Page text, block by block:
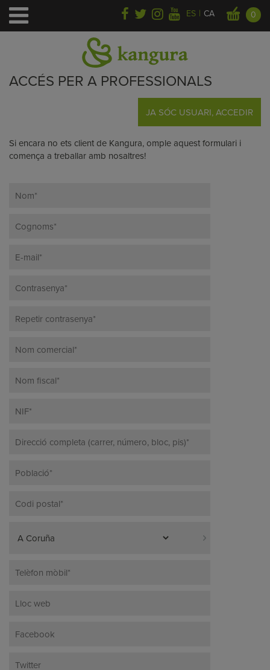
ES | CA 0
ACCÉS PER A PROFESSIONALS
JA SÓC USUARI, ACCEDIR
Si encara no ets client de Kangura, omple aquest formulari i
comença a treballar amb nosaltres!